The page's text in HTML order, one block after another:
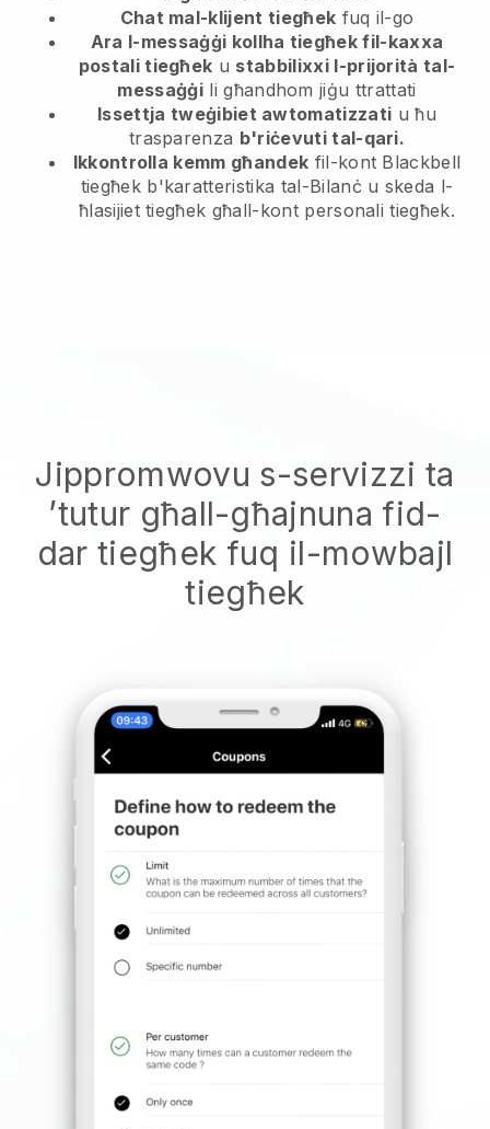
Chat mal-klijent tiegħek fuq il-go
Ara l-messaġġi kollha tiegħek fil-kaxxa
postali tiegħek u stabbilixxi l-prijorità tal-
messaġġili għandhom jiġu ttrattati
Issettja tweġibiet awtomatizzati u ħu
trasparenza b'riċevuti tal-qari.
Ikkontrolla kemm għandek fil-kont Blackbell
tiegħek b'karatteristika tal-Bilanċ u skeda l-
ħlasijiet tiegħek għall-kont personali tiegħek.
Jippromwovu s-servizzi ta
’tutur għall-għajnuna fid-
dar tiegħek fuq il-mowbajl
tiegħek